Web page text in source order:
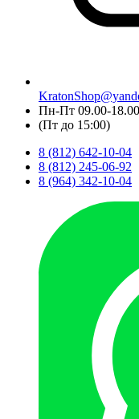
Пн-Пт 09.00-
(Пт до 15:00)
8 (812) 642-10-04
8 (812) 245-06-92
8 (964) 342-10-04